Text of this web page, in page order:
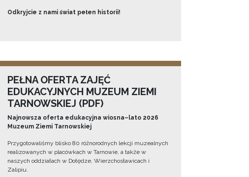
Odkryjcie z nami świat pełen historii!
PEŁNA OFERTA ZAJĘĆ
EDUKACYJNYCH MUZEUM ZIEMI
TARNOWSKIEJ (PDF)
Najnowsza oferta edukacyjna wiosna–lato 2026
Muzeum Ziemi Tarnowskiej
Przygotowaliśmy blisko 80 różnorodnych lekcji muzealnych
realizowanych w placówkach w Tarnowie, a także w
naszych oddziałach w Dołędze, Wierzchosławicach i
Zalipiu.